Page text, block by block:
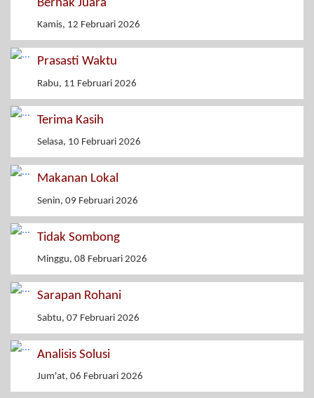
Berhak Juara
Kamis, 12 Februari 2026
Prasasti Waktu
Rabu, 11 Februari 2026
Terima Kasih
Selasa, 10 Februari 2026
Makanan Lokal
Senin, 09 Februari 2026
Tidak Sombong
Minggu, 08 Februari 2026
Sarapan Rohani
Sabtu, 07 Februari 2026
Analisis Solusi
Jum'at, 06 Februari 2026